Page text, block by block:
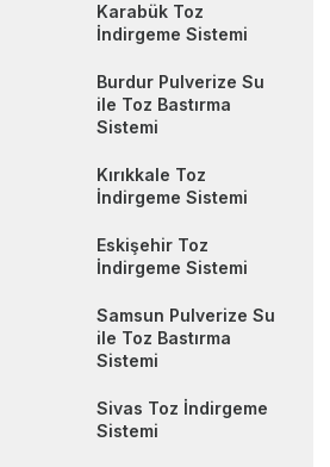
Karabük Toz
İndirgeme Sistemi
Burdur Pulverize Su
ile Toz Bastırma
Sistemi
Kırıkkale Toz
İndirgeme Sistemi
Eskişehir Toz
İndirgeme Sistemi
Samsun Pulverize Su
ile Toz Bastırma
Sistemi
Sivas Toz İndirgeme
Sistemi